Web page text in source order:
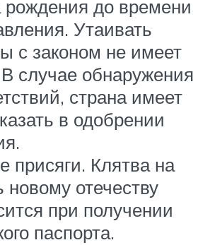
до времени
Утаивать
с законом не имеет
случае обнаружения
страна имеет
в одобрении
присяги. Клятва на
новому отечеству
при получении
паспорта.